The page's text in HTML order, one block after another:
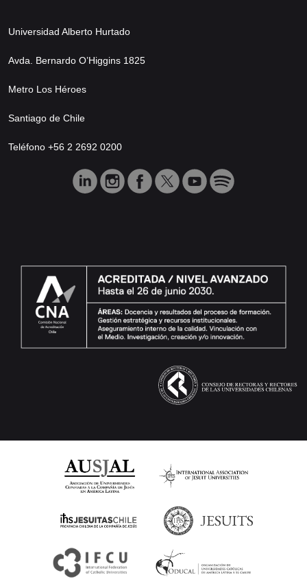
Universidad Alberto Hurtado
Avda. Bernardo O’Higgins 1825
Metro Los Héroes
Santiago de Chile
Teléfono +56 2 2692 0200